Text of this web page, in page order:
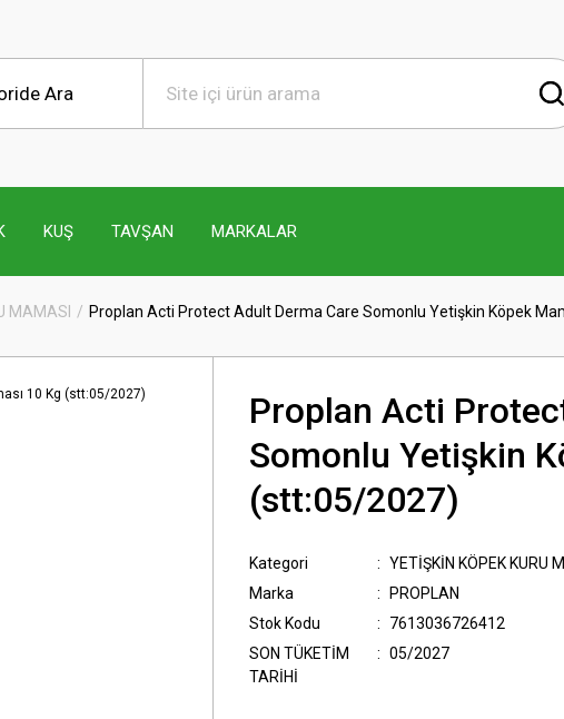
KUŞ TAVŞAN MARKALAR
MAMASI Proplan Acti Protect Adult Derma Care Somonlu Yetişkin Köpek
Proplan Acti
Somonlu Yetişkin
(stt:05/2027)
Kategori YETİŞKİN KÖPEK KURU
Marka
PROPLAN
Stok Kodu
7613036726412
SON TÜKETİM
TARİHİ
05/2027